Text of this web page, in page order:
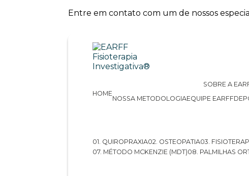
Entre em contato com um de nossos
HOME
SOBRE A
NOSSA METODOLOGIA EQUIPE EARFF
01. QUIROPRAXIA
02. OSTEOPATIA 03.
07. MÉTODO MCKENZIE (MDT)
08. PALMILHAS